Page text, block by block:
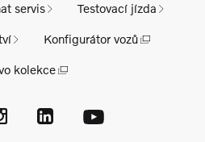
servis Testovací jízda
Konfigurátor vozů
kolekce